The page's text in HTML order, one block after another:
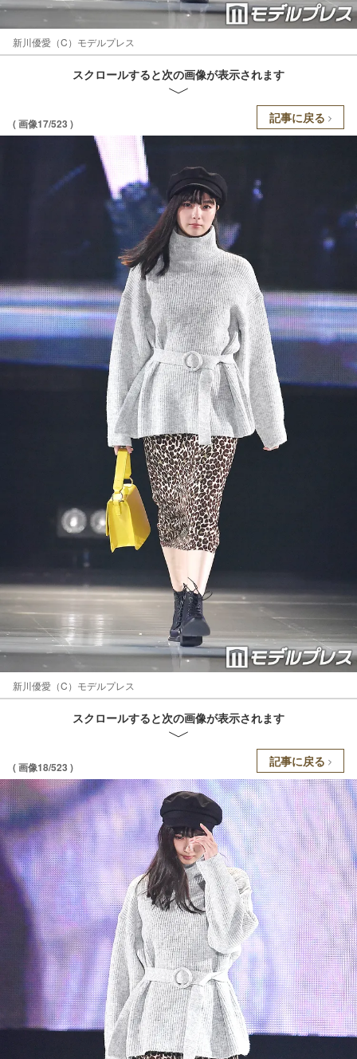
新川優愛（C）モデルプレス
スクロールすると次の画像が表示されます
( 画像17/523 ) 記事に戻る
新川優愛（C）モデルプレス
スクロールすると次の画像が表示されます
( 画像18/523 ) 記事に戻る